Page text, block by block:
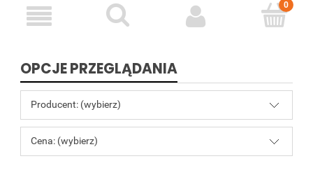
OPCJE PRZEGLĄDANIA
Producent: (wybierz)
Cena: (wybierz)